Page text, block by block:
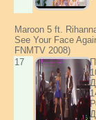
Maroon 5 ft.
See Your Face
FNMTV 2008)
17